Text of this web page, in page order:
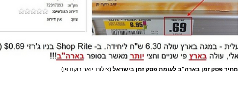
מחיר פסק זמן בארה"ב לעומת פסק זמן בישראל (צילום: יואב רוקח פן)